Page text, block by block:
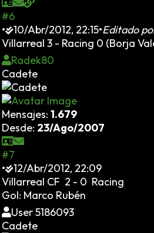
#6
•
10/Abr/2012, 22:15•Editado
Villarreal 3 - Racing 0 (Borja
Radek80
Cadete
Mensajes: 1.679
Desde: 23/Ago/2007
#7
•
12/Abr/2012, 22:09
Villarreal CF 2 - 0 Racing
Gol: Marco Rubén
User 5186093
Cadete